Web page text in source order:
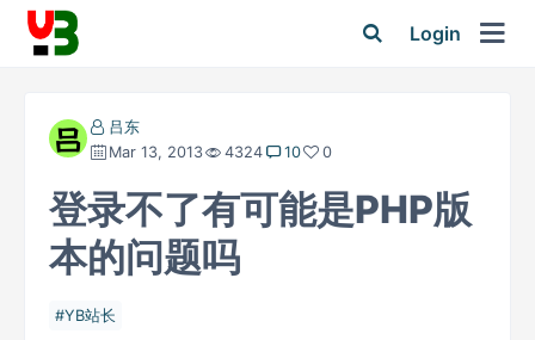
Login
吕东
Mar 13, 2013
4324 10 0
登录不了有可能是PHP版
本的问题吗
YB站长